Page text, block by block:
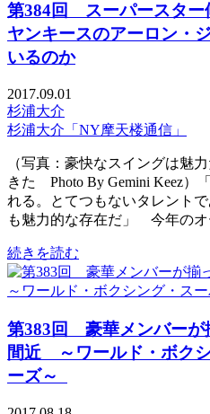
第384回 スーパースタ
ヤンキースのアーロン・
いるのか
2017.09.01
杉浦大介
杉浦大介「NY摩天楼通信」
（写真：豪快なスイングは魅
きた Photo By Gemini Keez）
れる。とてつもないタレント
も魅力的な存在だ」 今年の
続きを読む
第383回 豪華メンバーが
間近 ～ワールド・ボク
ーズ～